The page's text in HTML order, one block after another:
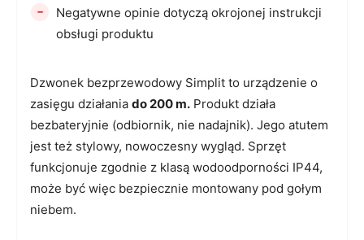
Dzwonek bezprzewodowy Simplit to urządzenie o
zasięgu działania do 200 m. Produkt działa
bezbateryjnie (odbiornik, nie nadajnik). Jego atutem
jest też stylowy, nowoczesny wygląd. Sprzęt
funkcjonuje zgodnie z klasą wodoodporności IP44,
może być więc bezpiecznie montowany pod gołym
niebem.
-
Negatywne opinie dotyczą okrojonej instrukcji
obsługi produktu